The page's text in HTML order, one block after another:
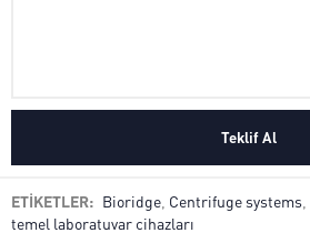
ETİKETLER: Bioridge Centrifuge systems
temel laboratuvar cihazları